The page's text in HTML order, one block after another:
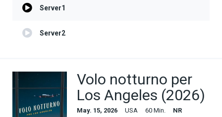
Server1
Server2
Volo notturno per
Los Angeles (2026)
May. 15, 2026 USA 60 Min.
NR